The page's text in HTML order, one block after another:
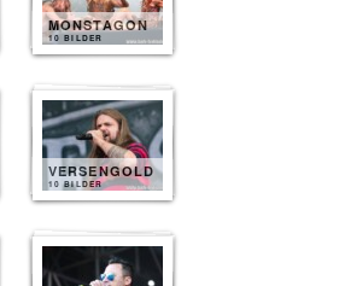
MONSTAGON
10 BILDER
VERSENGOLD
10 BILDER